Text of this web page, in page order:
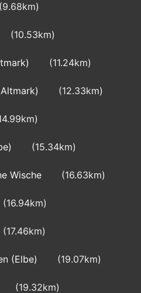
(9.68km)
(10.53km)
(11.24km)
(12.33km)
(15.34km)
Wische
(16.63km)
(16.94km)
(17.46km)
(Elbe)
(19.07km)
(19.32km)